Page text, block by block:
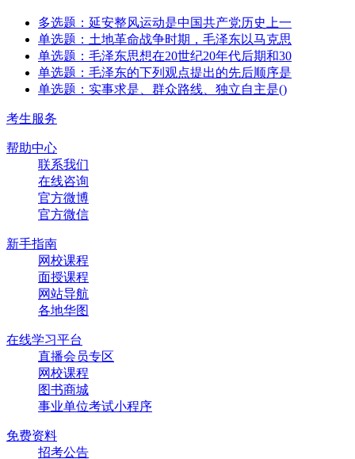
多选题：延安整风运动是中国共产党历史上一
单选题：土地革命战争时期，毛泽东以马克思
单选题：毛泽东思想在20世纪20年代后期和30
单选题：毛泽东的下列观点提出的先后顺序是
单选题：实事求是、群众路线、独立自主是()
考生服务
帮助中心
联系我们
在线咨询
官方微博
官方微信
新手指南
网校课程
面授课程
网站导航
各地华图
在线学习平台
直播会员专区
网校课程
图书商城
事业单位考试小程序
免费资料
招考公告